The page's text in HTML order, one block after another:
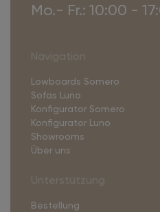
Mo.- Fr.: 10:00 -
Lowboards Somero
Sofas Luno
Konfigurator Somero
Konfigurator Luno
Showrooms
Über uns
Bestellung